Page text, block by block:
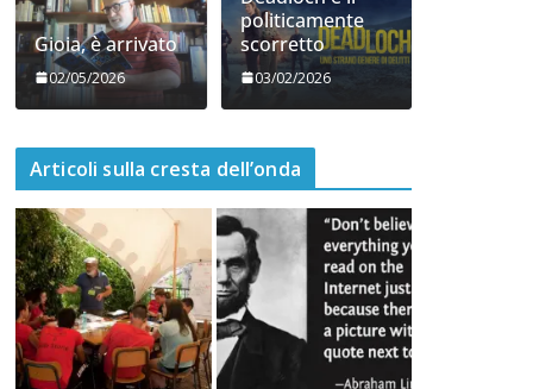
06/05/2026 05/05/2026
02/05/2026
Deadloch e il
03/02/2026
Articoli sulla cresta dell’onda